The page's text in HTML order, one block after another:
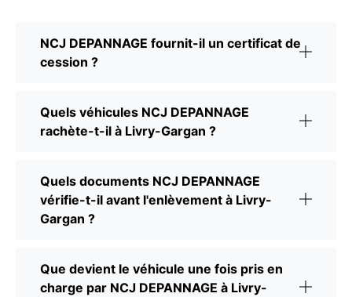
NCJ DEPANNAGE fournit-il un certificat de
cession ?
Quels véhicules NCJ DEPANNAGE
rachète-t-il à Livry-Gargan ?
Quels documents NCJ DEPANNAGE
vérifie-t-il avant l'enlèvement à Livry-
Gargan ?
Que devient le véhicule une fois pris en
charge par NCJ DEPANNAGE à Livry-